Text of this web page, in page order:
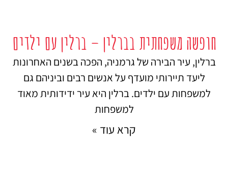
חופשה משפחתית בברלין – ברלין עם ילדים
ברלין, עיר הבירה של גרמניה, הפכה בשנים האחרונות
ליעד תיירותי מועדף על אנשים רבים וביניהם גם
למשפחות עם ילדים. ברלין היא עיר ידידותית מאוד
למשפחות
קרא עוד »